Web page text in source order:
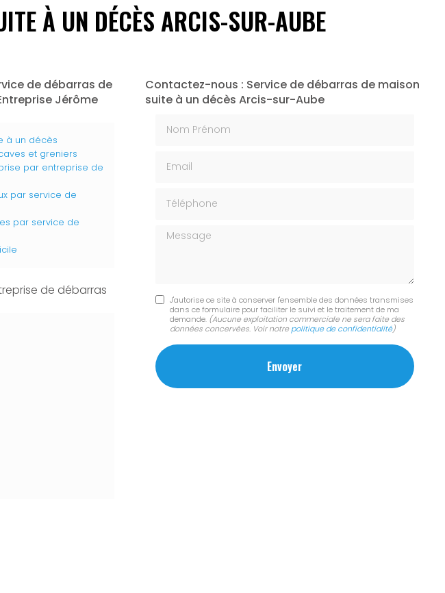
À UN DÉCÈS ARCIS-SUR-AUBE
de débarras de
Jérôme
à un décès
et greniers
par entreprise de
par service de
par service de
de débarras
Contactez-nous : Service de débarras de maison
suite à un décès Arcis-sur-Aube
Message
J'autorise ce site à conserver l'ensemble des données transmises
dans ce formulaire pour faciliter le suivi et le traitement de ma
demande. (Aucune exploitation commerciale ne sera faite des
données concervées. Voir notre politique de confidentialité)